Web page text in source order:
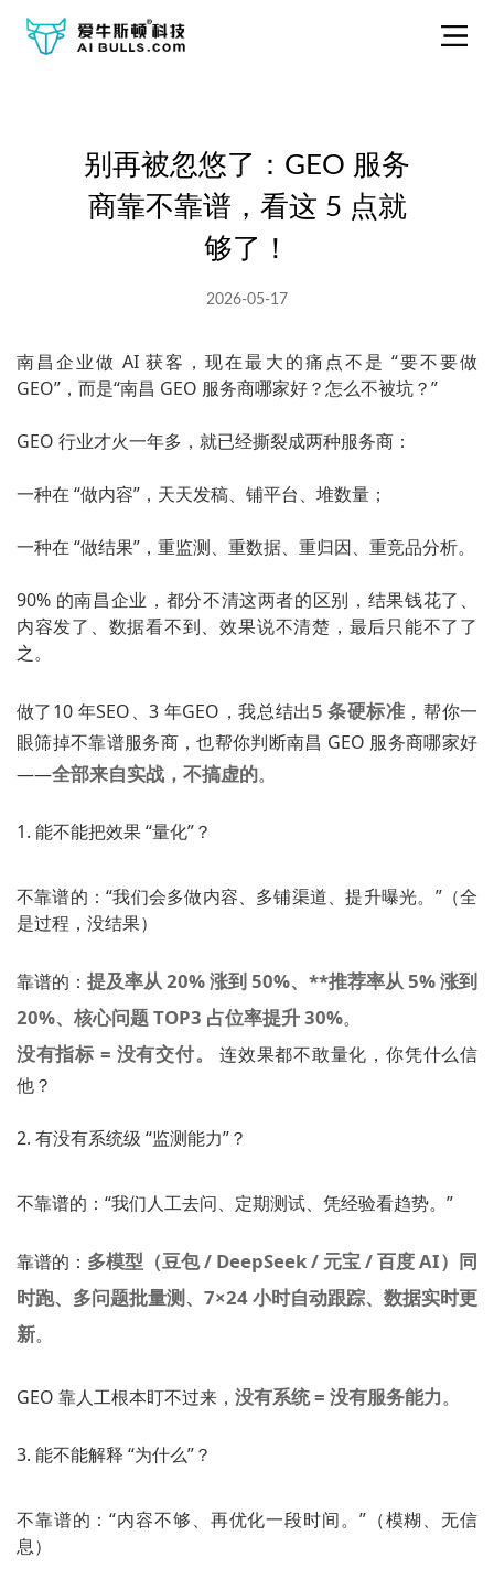
别再被忽悠了：GEO 服务
商靠不靠谱，看这 5 点就
够了！
2026-05-17
南昌企业做 AI 获客，现在最大的痛点不是 “要不要做
GEO”，而是“南昌 GEO 服务商哪家好？怎么不被坑？”
GEO 行业才火一年多，就已经撕裂成两种服务商：
一种在 “做内容”，天天发稿、铺平台、堆数量；
一种在 “做结果”，重监测、重数据、重归因、重竞品分析。
90% 的南昌企业，都分不清这两者的区别，结果钱花了、
内容发了、数据看不到、效果说不清楚，最后只能不了了
之。
做了10 年SEO、3 年GEO，我总结出5 条硬标准 ，帮你一
眼筛掉不靠谱服务商，也帮你判断南昌 GEO 服务商哪家好
——全部来自实战，不搞虚的。
1. 能不能把效果 “量化”？
不靠谱的：“我们会多做内容、多铺渠道、提升曝光。”（全
是过程，没结果）
靠谱的： 提及率从 20% 涨到 50%、**推荐率从 5% 涨到
20%、核心问题 TOP3 占位率提升 30%。
没有指标 = 没有交付。
连效果都不敢量化，你凭什么信
他？
2. 有没有系统级 “监测能力”？
不靠谱的：“我们人工去问、定期测试、凭经验看趋势。”
靠谱的： 多模型（豆包 / DeepSeek / 元宝 / 百度 AI）同
时跑、多问题批量测、7×24 小时自动跟踪、数据实时更
新。
GEO 靠人工根本盯不过来， 没有系统 = 没有服务能力。
3. 能不能解释 “为什么”？
不靠谱的：“内容不够、再优化一段时间。”（模糊、无信
息）